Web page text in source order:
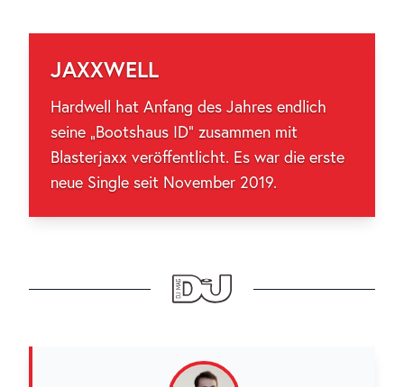
JAXXWELL
Hardwell hat Anfang des Jahres endlich
seine „Bootshaus ID“ zusammen mit
Blasterjaxx veröffentlicht. Es war die erste
neue Single seit November 2019.